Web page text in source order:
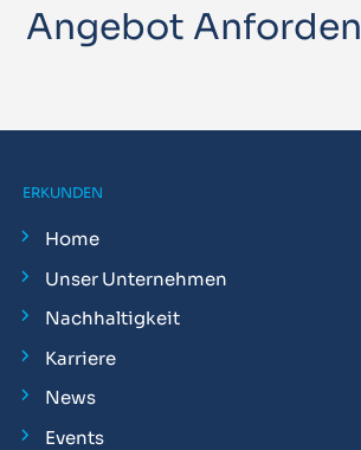
Angebot Anforden
ERKUNDEN
Home
Unser Unternehmen
Nachhaltigkeit
Karriere
News
Events